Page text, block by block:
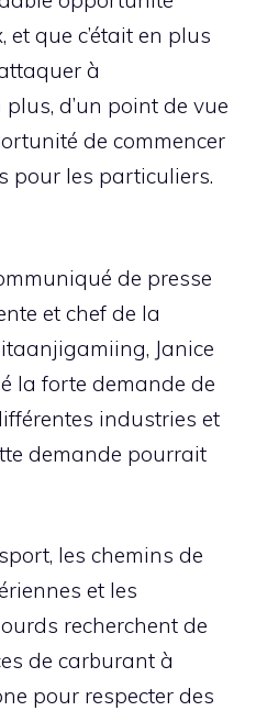
que c’était en plus
à
plus, d’un point de vue
de commencer
pour les particuliers.
de presse
et chef de la
Janice
la forte demande de
industries et
demande pourrait
les chemins de
et les
recherchent de
de carburant à
pour respecter des